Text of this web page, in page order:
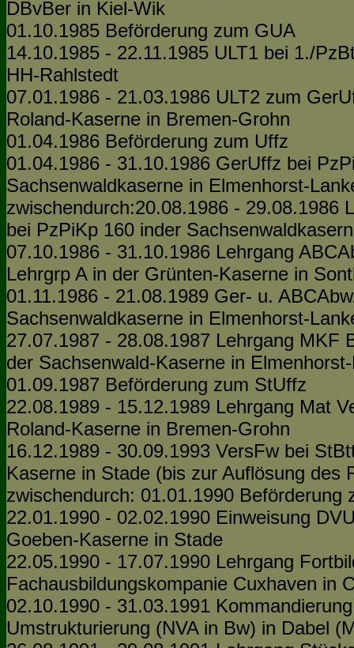
DBvBer in Kiel-Wik
01.10.1985 Beförderung zum GUA
14.10.1985 - 22.11.1985 ULT1 bei 1./
HH-Rahlstedt
07.01.1986 - 21.03.1986 ULT2 zum
Roland-Kaserne in Bremen-Grohn
01.04.1986 Beförderung zum Uffz
01.04.1986 - 31.10.1986 GerUffz bei
Sachsenwaldkaserne in Elmenhorst-
zwischendurch:20.08.1986 - 29.08.1986
bei PzPiKp 160 inder
07.10.1986 - 31.10.1986 Lehrgang
Lehrgrp A in der Grünten-Kaserne in
01.11.1986 - 21.08.1989 Ger- u.
Sachsenwaldkaserne in Elmenhorst-
27.07.1987 - 28.08.1987 Lehrgang MKF
der Sachsenwald-Kaserne in
01.09.1987 Beförderung zum StUffz
22.08.1989 - 15.12.1989 Lehrgang Mat
Roland-Kaserne in Bremen-Grohn
16.12.1989 - 30.09.1993 VersFw bei
Kaserne in Stade (bis zur Auflösung des
zwischendurch: 01.01.1990 Beförderung
22.01.1990 - 02.02.1990 Einweisung
Goeben-Kaserne in Stade
22.05.1990 - 17.07.1990 Lehrgang
Fachausbildungskompanie Cuxhaven in
02.10.1990 - 31.03.1991
Umstrukturierung (NVA in Bw) in Dabel